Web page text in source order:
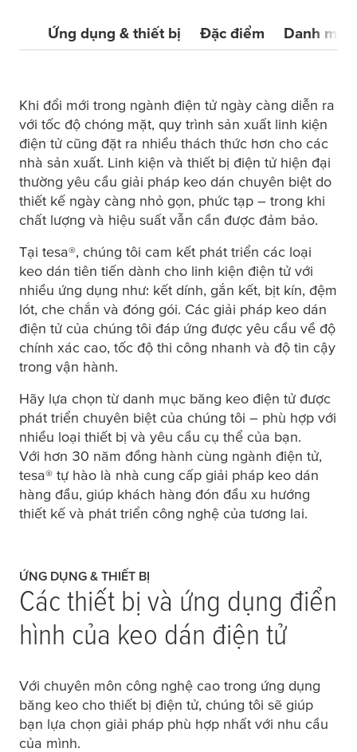
Ứng dụng & thiết bị Đặc điểm Danh
Khi đổi mới trong ngành điện tử ngày càng diễn ra
với tốc độ chóng mặt, quy trình sản xuất linh kiện
điện tử cũng đặt ra nhiều thách thức hơn cho các
nhà sản xuất. Linh kiện và thiết bị điện tử hiện đại
thường yêu cầu giải pháp keo dán chuyên biệt do
thiết kế ngày càng nhỏ gọn, phức tạp – trong khi
chất lượng và hiệu suất vẫn cần được đảm bảo.
Tại tesa®, chúng tôi cam kết phát triển các loại
keo dán tiên tiến dành cho linh kiện điện tử với
nhiều ứng dụng như: kết dính, gắn kết, bịt kín, đệm
lót, che chắn và đóng gói. Các giải pháp keo dán
điện tử của chúng tôi đáp ứng được yêu cầu về độ
chính xác cao, tốc độ thi công nhanh và độ tin cậy
trong vận hành.
Hãy lựa chọn từ danh mục băng keo điện tử được
phát triển chuyên biệt của chúng tôi – phù hợp với
nhiều loại thiết bị và yêu cầu cụ thể của bạn.
Với hơn 30 năm đồng hành cùng ngành điện tử,
tesa® tự hào là nhà cung cấp giải pháp keo dán
hàng đầu, giúp khách hàng đón đầu xu hướng
thiết kế và phát triển công nghệ của tương lai.
ỨNG DỤNG & THIẾT BỊ
Các thiết bị và ứng dụng điển
hình của keo dán điện tử
Với chuyên môn công nghệ cao trong ứng dụng
băng keo cho thiết bị điện tử, chúng tôi sẽ giúp
bạn lựa chọn giải pháp phù hợp nhất với nhu cầu
của mình.